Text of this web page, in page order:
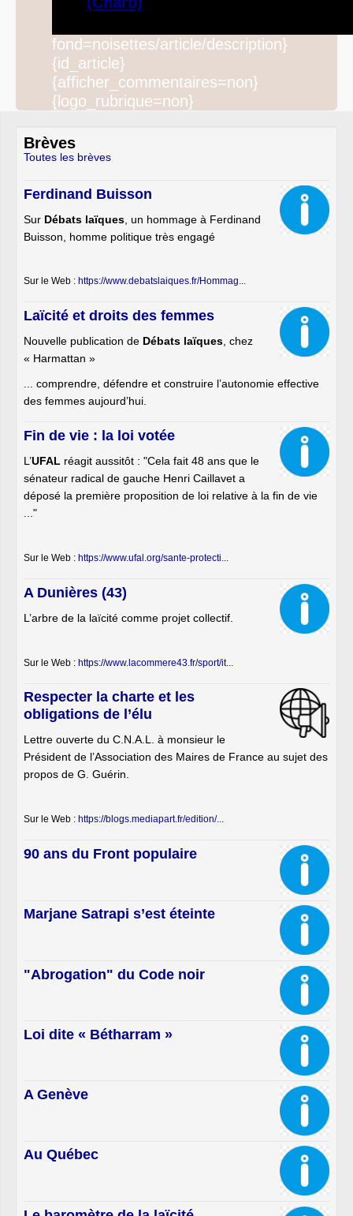
fond=noisettes/article/description}
{id_article}
{afficher_commentaires=non}
{logo_rubrique=non}
Brèves
Toutes les brèves
Ferdinand Buisson
Sur Débats laïques , un hommage à Ferdinand
Buisson, homme politique très engagé
Sur le Web : https://www.debatslaiques.fr/Hommag...
Laïcité et droits des femmes
Nouvelle publication de Débats laïques , chez
« Harmattan »
... comprendre, défendre et construire l’autonomie effective
des femmes aujourd’hui.
Fin de vie : la loi votée
L’UFAL réagit aussitôt : "Cela fait 48 ans que le
sénateur radical de gauche Henri Caillavet a
déposé la première proposition de loi relative à la fin de vie
..."
Sur le Web : https://www.ufal.org/sante-protecti...
A Dunières (43)
L’arbre de la laïcité comme projet collectif.
Sur le Web : https://www.lacommere43.fr/sport/it...
Respecter la charte et les
obligations de l’élu
Lettre ouverte du C.N.A.L. à monsieur le
Président de l’Association des Maires de France au sujet des
propos de G. Guérin.
Sur le Web : https://blogs.mediapart.fr/edition/...
90 ans du Front populaire
Marjane Satrapi s’est éteinte
"Abrogation" du Code noir
Loi dite « Bétharram »
A Genève
Au Québec